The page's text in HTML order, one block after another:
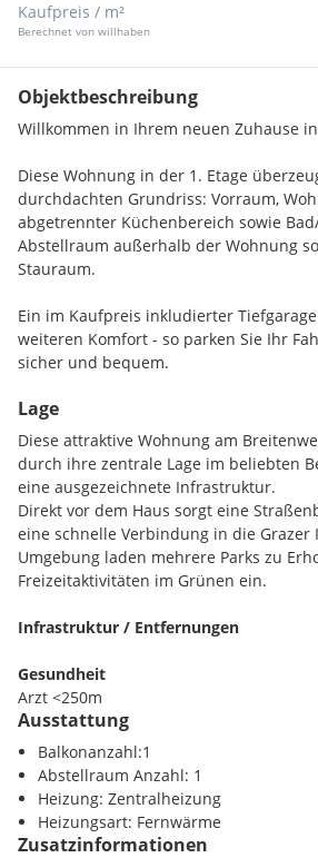
Kaufpreis / m²
Berechnet von willhaben
Objektbeschreibung
Willkommen in Ihrem neuen Zuhause
Diese Wohnung in der 1. Etage
durchdachten Grundriss: Vorraum,
abgetrennter Küchenbereich sowie
Abstellraum außerhalb der Wohnung
Stauraum.
Ein im Kaufpreis inkludierter
weiteren Komfort - so parken Sie Ihr
sicher und bequem.
Die Lage im beliebten Grazer Bezirk St.
ruhiges Wohnen mit ausgezeichneter
Einkaufsmöglichkeiten wie
befinden sich in unmittelbarer Nähe.
und Freizeiteinrichtungen sowie
erreichbar. Dank der guten Anbindung
Verkehr gelangen Sie in wenigen
Zentrum.
Vereinbaren Sie gerne einen
freuen uns auf Ihre Anfrage!
Lage
Diese attraktive Wohnung am
durch ihre zentrale Lage im beliebten
eine ausgezeichnete Infrastruktur.
Direkt vor dem Haus sorgt eine
eine schnelle Verbindung in die
Umgebung laden mehrere Parks zu
Freizeitaktivitäten im Grünen ein.
Infrastruktur / Entfernungen
Gesundheit
Arzt <250m
Apotheke <500m
Klinik <2250m
Krankenhaus <2750m
Kinder / Schulen
Schule <500m
Ausstattung
Balkonanzahl:1
Abstellraum Anzahl: 1
Heizung: Zentralheizung
Heizungsart: Fernwärme
Zusatzinformationen